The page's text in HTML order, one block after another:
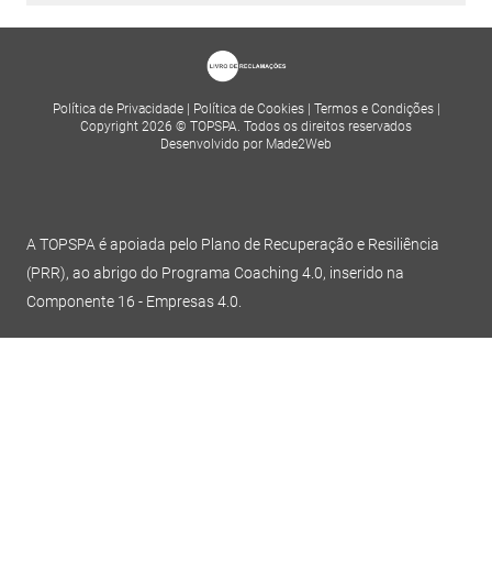
Política de Privacidade Política de Cookies Termos e Condições
Copyright 2026 © TOPSPA. Todos os direitos reservados
Desenvolvido por Made2Web
A TOPSPA é apoiada pelo Plano de Recuperação e Resiliência
(PRR), ao abrigo do Programa Coaching 4.0, inserido na
Componente 16 - Empresas 4.0.